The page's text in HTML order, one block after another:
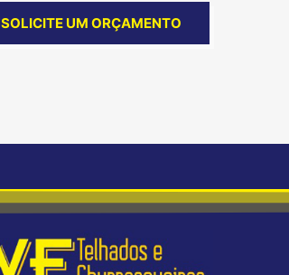
SOLICITE UM ORÇAMENTO